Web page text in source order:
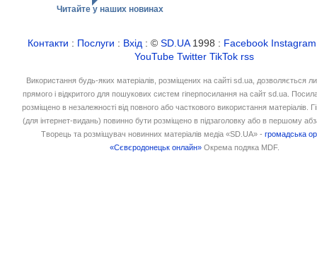
Читайте у наших новинах
Контакти : Послуги : Вхід : ©SD.UA1998 : Facebook Instagram
YouTube Twitter TikTok rss
Використання будь-яких матеріалів, розміщених на сайті sd.ua, дозволяється
прямого і відкритого для пошукових систем гіперпосилання на сайт sd.ua.
розміщено в незалежності від повного або часткового використання матеріалів.
(для інтернет-видань) повинно бути розміщено в підзаголовку або в першому
Творець та розміщувач новинних матеріалів медіа «SD.UA» -громадська
«Сєвєродонецьк онлайн» Окрема подяка MDF.